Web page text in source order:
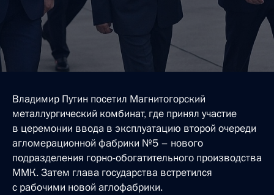
Владимир Путин посетил Магнитогорский
металлургический комбинат, где принял участие
в церемонии ввода в эксплуатацию второй очереди
агломерационной фабрики №5 – нового
подразделения горно-обогатительного производства
ММК. Затем глава государства встретился
с рабочими новой аглофабрики.